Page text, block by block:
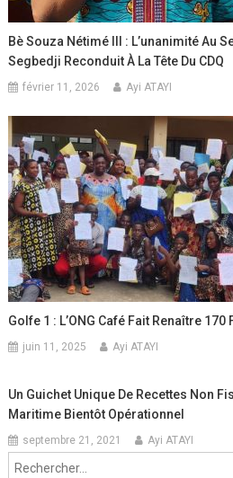
Bè Souza Nétimé III : L’unanimité Au
Segbedji Reconduit À La Tête Du CDQ
février 11, 2026 Ayi ATAYI
Golfe 1 : L’ONG Café Fait Renaître 170
juin 11, 2025 Ayi ATAYI
Un Guichet Unique De Recettes Non
Maritime Bientôt Opérationnel
septembre 21, 2021 Ayi ATAYI